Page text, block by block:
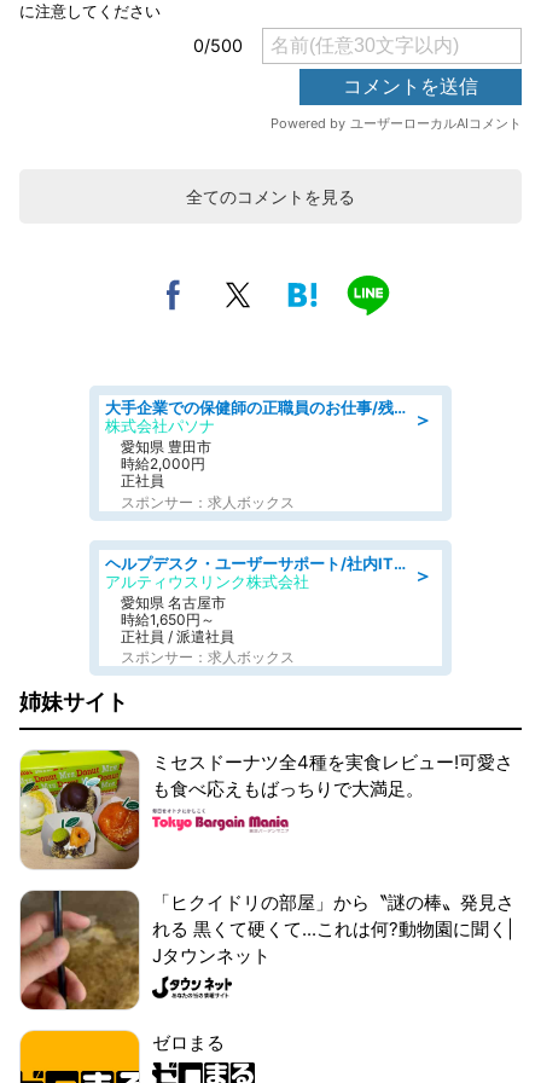
全てのコメントを見る
＞
大手企業での保健師の正職員のお仕事/残業なし/要資格:保健師
株式会社パソナ
愛知県 豊田市
時給2,000円
正社員
スポンサー：求人ボックス
＞
ヘルプデスク・ユーザーサポート/社内ITサポートチャット対応中心電話少なめ土日祝休
アルティウスリンク株式会社
愛知県 名古屋市
時給1,650円～
正社員 / 派遣社員
スポンサー：求人ボックス
姉妹サイト
ミセスドーナツ全4種を実食レビュー!可愛さ
も食べ応えもばっちりで大満足。
「ヒクイドリの部屋」から〝謎の棒〟発見さ
れる 黒くて硬くて...これは何?動物園に聞く|
Jタウンネット
ゼロまる